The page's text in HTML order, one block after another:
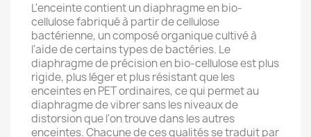
L'enceinte contient un diaphragme en bio-
cellulose fabriqué à partir de cellulose
bactérienne, un composé organique cultivé à
l'aide de certains types de bactéries. Le
diaphragme de précision en bio-cellulose est plus
rigide, plus léger et plus résistant que les
enceintes en PET ordinaires, ce qui permet au
diaphragme de vibrer sans les niveaux de
distorsion que l'on trouve dans les autres
enceintes. Chacune de ces qualités se traduit par